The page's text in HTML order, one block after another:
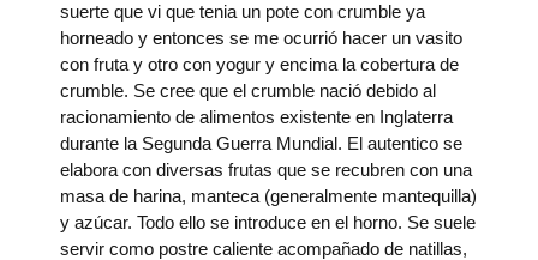
suerte que vi que tenia un pote con crumble ya
horneado y entonces se me ocurrió hacer un vasito
con fruta y otro con yogur y encima la cobertura de
crumble. Se cree que el crumble nació debido al
racionamiento de alimentos existente en Inglaterra
durante la Segunda Guerra Mundial. El autentico se
elabora con diversas frutas que se recubren con una
masa de harina, manteca (generalmente mantequilla)
y azúcar. Todo ello se introduce en el horno. Se suele
servir como postre caliente acompañado de natillas,